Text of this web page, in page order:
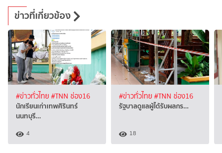
ข่าวที่เกี่ยวข้อง
#ข่าวทั่วไทย#TNN ช่อง16
นักเรียนเก่าเทพศิรินทร์
นนทบุรี…
4
#ข่าวทั่วไทย#TNN ช่อง16
รัฐบาลดูแลผู้ได้รับผลกร…
18